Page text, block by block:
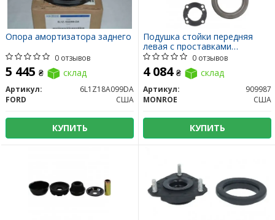
Опора амортизатора заднего
0 отзывов
5 445 ₴ склад
Артикул:
6L1Z18A099DA
FORD
США
КУПИТЬ
Подушка стойки передняя
левая с проставками
комплект
0 отзывов
4 084 ₴ склад
Артикул:
909987
MONROE
США
КУПИТЬ